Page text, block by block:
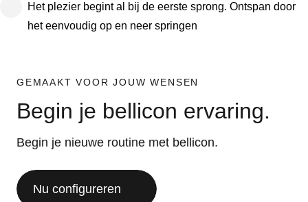
Het plezier begint al bij de eerste sprong. Ontspan door
het eenvoudig op en neer springen
GEMAAKT VOOR JOUW WENSEN
Begin je bellicon ervaring.
Begin je nieuwe routine met bellicon.
Nu configureren